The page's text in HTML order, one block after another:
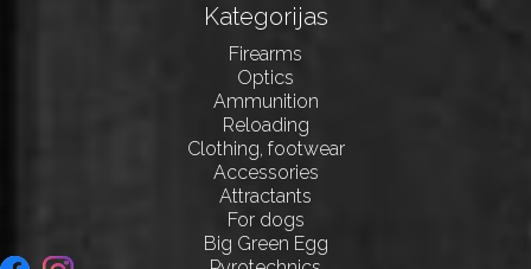
Kategorijas
Firearms
Optics
Ammunition
Reloading
Clothing, footwear
Accessories
Attractants
For dogs
Big Green Egg